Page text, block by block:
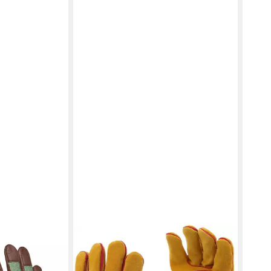
Handschuh
Arbeitshandschuhe
Arbeitshandschuhe,